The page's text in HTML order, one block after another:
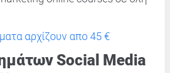
αρχίζουν απο 45 €
Social Media